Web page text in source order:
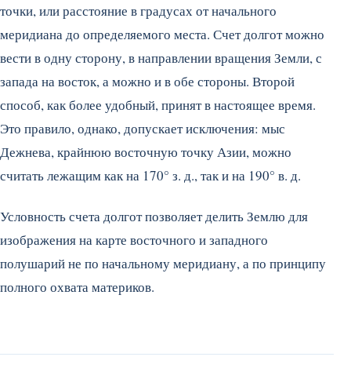
точки, или расстояние в градусах от начального
меридиана до определяемого места. Счет долгот можно
вести в одну сторону, в направлении вращения Земли, с
запада на восток, а можно и в обе стороны. Второй
способ, как более удобный, принят в настоящее время.
Это правило, однако, допускает исключения: мыс
Дежнева, крайнюю восточную точку Азии, можно
считать лежащим как на 170° з. д., так и на 190° в. д.
Условность счета долгот позволяет делить Землю для
изображения на карте восточного и западного
полушарий не по начальному меридиану, а по принципу
полного охвата материков.